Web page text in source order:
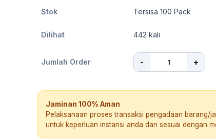
Stok Tersisa 100 Pack
Dilihat 442 kali
Jumlah Order - +
Jaminan 100% Aman
Pelaksanaan proses transaksi pengadaan barang/
untuk keperluan instansi anda dan sesuai dengan